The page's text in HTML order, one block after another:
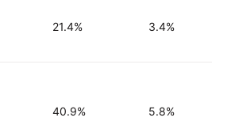
21.4% 3.4%
40.9% 5.8%